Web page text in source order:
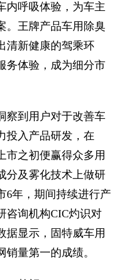
内呼吸体验，为车主
。王牌产品车用除臭
清新健康的驾乘环
务体验，成为细分市
察到用户对于改善车
投入产品研发，在
市之初便赢得众多用
分及雾化技术上做研
6年，期间持续进行产
咨询机构CIC灼识对
据显示，固特威车用
销量第一的成绩。